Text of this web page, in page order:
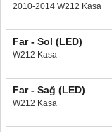
2010-2014 W212 Kasa
Far - Sol (LED)
W212 Kasa
Far - Sağ (LED)
W212 Kasa